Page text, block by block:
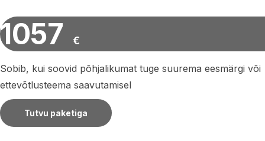
1057 €
Sobib, kui soovid põhjalikumat tuge suurema eesmärgi või
ettevõtlusteema saavutamisel
Tutvu paketiga